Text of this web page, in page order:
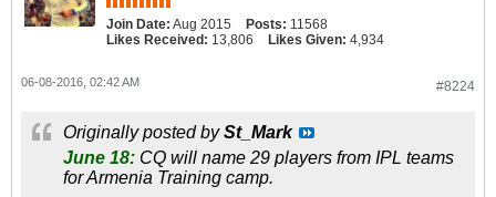
Join Date: Aug 2015 Posts: 11568
Likes Received: 13,806 Likes Given: 4,934
#8224
06-08-2016, 02:42 AM
Originally posted bySt_Mark
June 18: CQ will name 29 players from IPL teams
for Armenia Training camp.